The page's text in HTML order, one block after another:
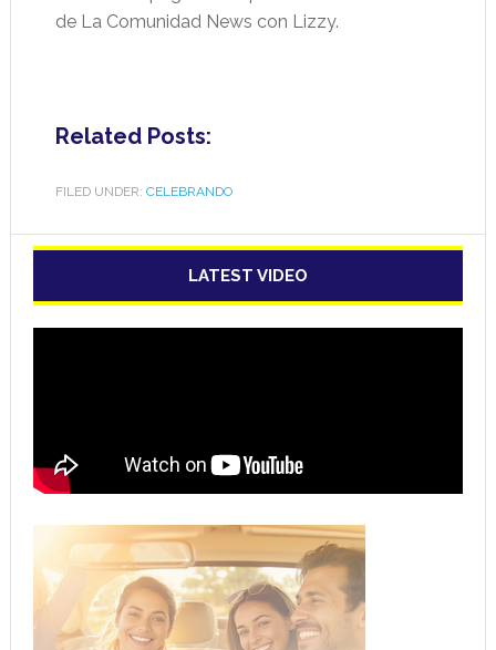
de La Comunidad News con Lizzy.
Related Posts:
FILED UNDER: CELEBRANDO
LATEST VIDEO